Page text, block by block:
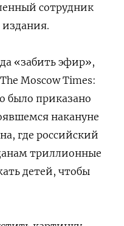
сотрудник
издания.
«забить эфир»,
Moscow Times:
было приказано
накануне
где российский
триллионные
детей, чтобы